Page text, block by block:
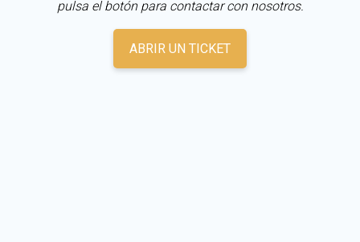
pulsa el botón para contactar con nosotros.
ABRIR UN TICKET